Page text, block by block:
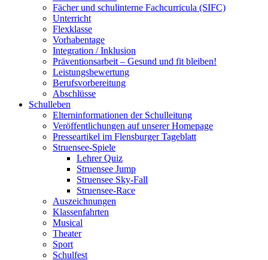
Fächer und schulinterne Fachcurricula (SIFC)
Unterricht
Flexklasse
Vorhabentage
Integration / Inklusion
Präventionsarbeit – Gesund und fit bleiben!
Leistungsbewertung
Berufsvorbereitung
Abschlüsse
Schulleben
Elterninformationen der Schulleitung
Veröffentlichungen auf unserer Homepage
Presseartikel im Flensburger Tageblatt
Struensee-Spiele
Lehrer Quiz
Struensee Jump
Struensee Sky-Fall
Struensee-Race
Auszeichnungen
Klassenfahrten
Musical
Theater
Sport
Schulfest